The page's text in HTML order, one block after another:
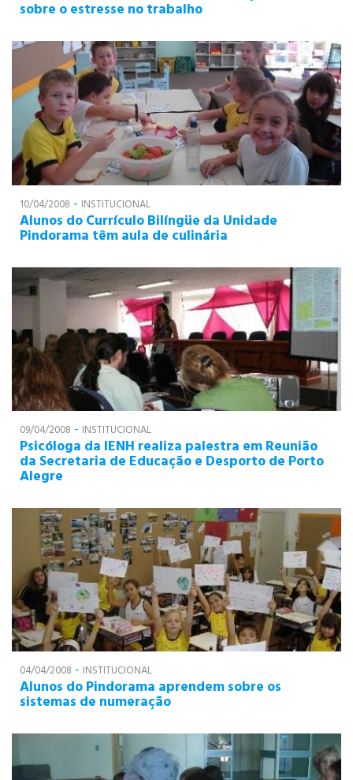
CURSOS E EVENTOS
sobre o estresse no trabalho
10/04/2008 - INSTITUCIONAL
Alunos do Currículo Bilíngüe da Unidade
Pindorama têm aula de culinária
09/04/2008 - INSTITUCIONAL
Psicóloga da IENH realiza palestra em Reunião
da Secretaria de Educação e Desporto de Porto
Alegre
04/04/2008 - INSTITUCIONAL
Alunos do Pindorama aprendem sobre os
sistemas de numeração